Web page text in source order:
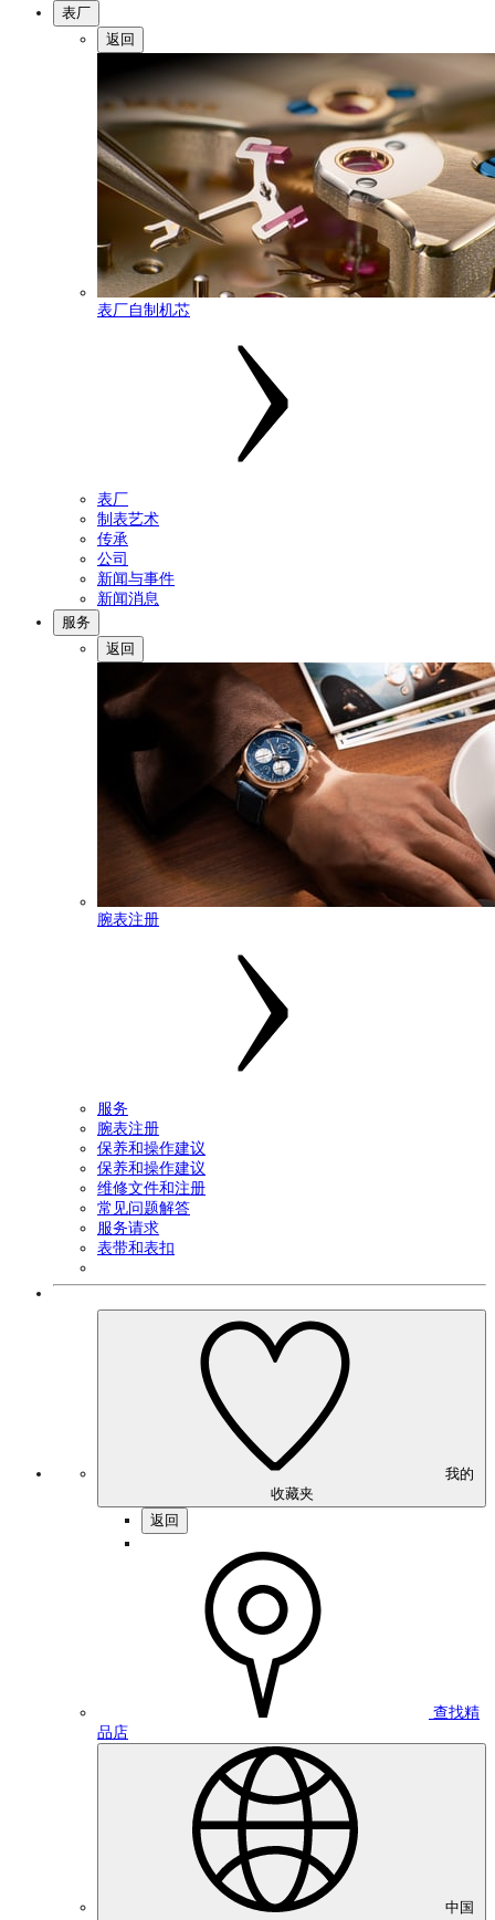
表厂
返回
表厂自制机芯
表厂
制表艺术
传承
公司
新闻与事件
新闻消息
服务
返回
腕表注册
服务
腕表注册
保养和操作建议
保养和操作建议
维修文件和注册
常见问题解答
服务请求
表带和表扣
收藏夹
返回
查找精
品店
中国